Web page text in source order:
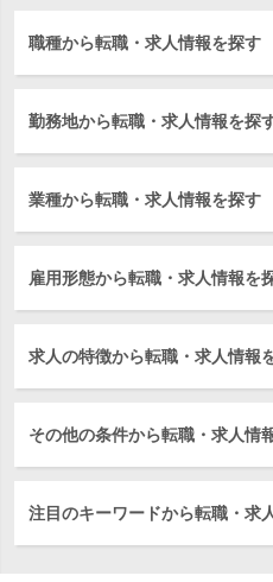
職種から転職・求人情報を探す
勤務地から転職・求人情報を探
業種から転職・求人情報を探す
雇用形態から転職・求人情報を
求人の特徴から転職・求人情報
その他の条件から転職・求人情
注目のキーワードから転職・求